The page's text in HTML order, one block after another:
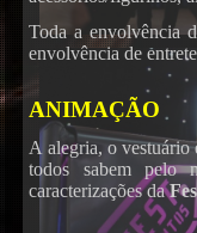
Toda a envolvência
envolvência de
ANIMAÇÃO
A alegria, o vestuário
todos sabem pelo
caracterizações da